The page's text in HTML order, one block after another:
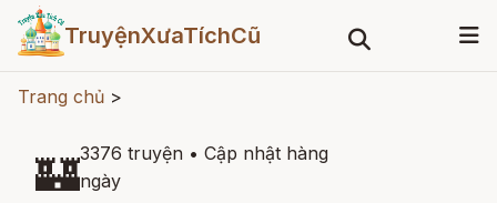
TruyệnXưaTíchCũ
Trang chủ >
🏰3376 truyện • Cập nhật hàng
ngày